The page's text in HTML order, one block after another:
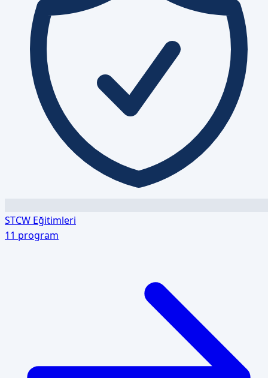
STCW Eğitimleri
11 program